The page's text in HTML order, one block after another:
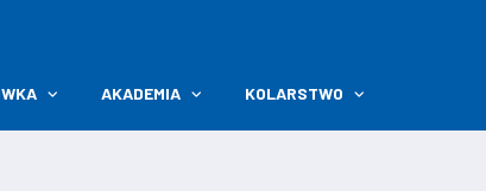
AKADEMIA KOLARSTWO